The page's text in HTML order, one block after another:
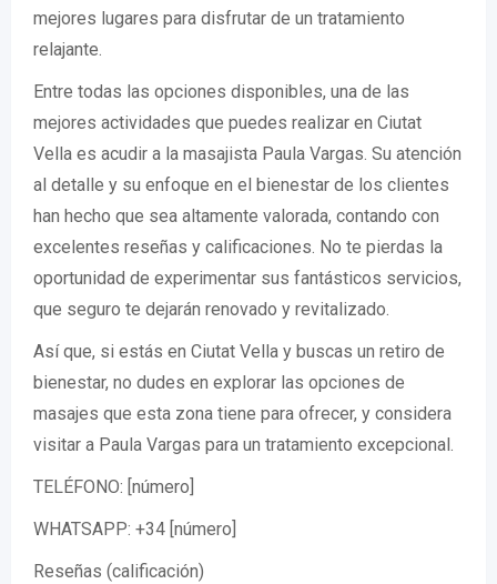
mejores lugares para disfrutar de un tratamiento
relajante.
Entre todas las opciones disponibles, una de las
mejores actividades que puedes realizar en Ciutat
Vella es acudir a la masajista Paula Vargas. Su atención
al detalle y su enfoque en el bienestar de los clientes
han hecho que sea altamente valorada, contando con
excelentes reseñas y calificaciones. No te pierdas la
oportunidad de experimentar sus fantásticos servicios,
que seguro te dejarán renovado y revitalizado.
Así que, si estás en Ciutat Vella y buscas un retiro de
bienestar, no dudes en explorar las opciones de
masajes que esta zona tiene para ofrecer, y considera
visitar a Paula Vargas para un tratamiento excepcional.
TELÉFONO: [número]
WHATSAPP: +34 [número]
Reseñas (calificación)